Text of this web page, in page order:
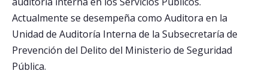
Actualmente se desempeña como Auditora en la
Unidad de Auditoría Interna de la Subsecretaría de
Prevención del Delito del Ministerio de Seguridad
Pública.